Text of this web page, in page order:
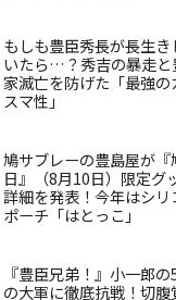
もしも豊臣秀長が長生き
いたら…？秀吉の暴走と
家滅亡を防げた「最強の
スマ性」
鳩サブレーの豊島屋が『
日』（8月10日）限定グ
詳細を発表！今年はシリ
ポーチ「はとっこ」
『豊臣兄弟！』小一郎の
の大軍に徹底抗戦！切腹